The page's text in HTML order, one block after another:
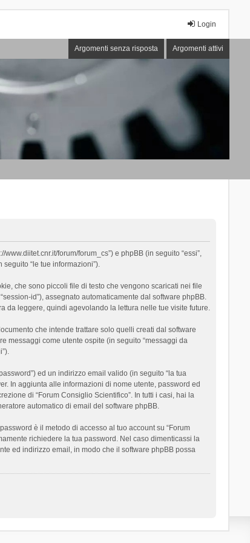
Login
Argomenti senza risposta Argomenti attivi
forum/forum_cs”) e phpBB (in seguito “essi”,
seguito “le tue informazioni”).
che sono piccoli file di testo che vengono scaricati nei file
id”), assegnato automaticamente dal software phpBB.
da leggere, quindi agevolando la lettura nelle tue visite future.
che intende trattare solo quelli creati dal software
messaggi come utente ospite (in seguito “messaggi da
ed un indirizzo email valido (in seguito “la tua
In aggiunta alle informazioni di nome utente, password ed
di “Forum Consiglio Scientifico”. In tutti i casi, hai la
automatico di email del software phpBB.
è il metodo di accesso al tuo account su “Forum
richiedere la tua password. Nel caso dimenticassi la
ed indirizzo email, in modo che il software phpBB possa